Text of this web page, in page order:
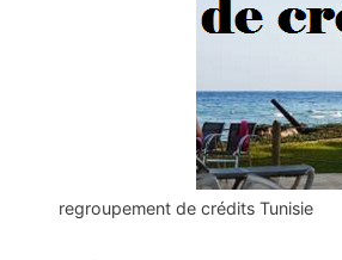
regroupement de crédits Tunisie